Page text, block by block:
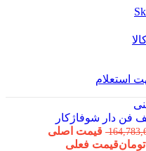
استعلام
قیمت اصلی
تومانقیمت فعلی